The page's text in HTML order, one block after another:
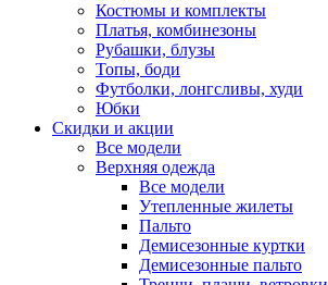
Костюмы и комплекты
Платья, комбинезоны
Рубашки, блузы
Топы, боди
Футболки, лонгсливы, худи
Юбки
Скидки и акции
Все модели
Верхняя одежда
Все модели
Утепленные жилеты
Пальто
Демисезонные куртки
Демисезонные пальто